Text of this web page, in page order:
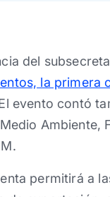
del
la primera
evento contó
Ambiente,
permitirá a